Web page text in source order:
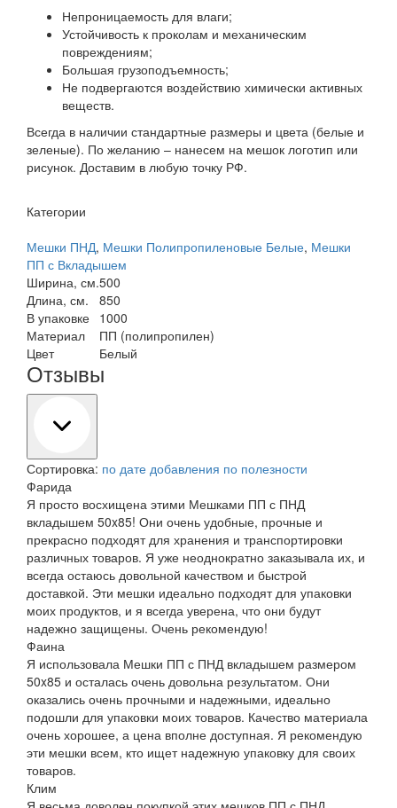
Непроницаемость для влаги;
Устойчивость к проколам и механическим
повреждениям;
Большая грузоподъемность;
Не подвергаются воздействию химически активных
веществ.
Всегда в наличии стандартные размеры и цвета (белые и
зеленые). По желанию – нанесем на мешок логотип или
рисунок. Доставим в любую точку РФ.
Категории
Мешки ПНД, Мешки Полипропиленовые Белые, Мешки
ПП с Вкладышем
Ширина, см.500
Длина, см.
850
В упаковке 1000
Материал
ПП (полипропилен)
Цвет
Белый
Отзывы
Сортировка: по дате добавления по полезности
Фарида
Я просто восхищена этими Мешками ПП с ПНД
вкладышем 50x85! Они очень удобные, прочные и
прекрасно подходят для хранения и транспортировки
различных товаров. Я уже неоднократно заказывала их, и
всегда остаюсь довольной качеством и быстрой
доставкой. Эти мешки идеально подходят для упаковки
моих продуктов, и я всегда уверена, что они будут
надежно защищены. Очень рекомендую!
Фаина
Я использовала Мешки ПП с ПНД вкладышем размером
50x85 и осталась очень довольна результатом. Они
оказались очень прочными и надежными, идеально
подошли для упаковки моих товаров. Качество материала
очень хорошее, а цена вполне доступная. Я рекомендую
эти мешки всем, кто ищет надежную упаковку для своих
товаров.
Клим